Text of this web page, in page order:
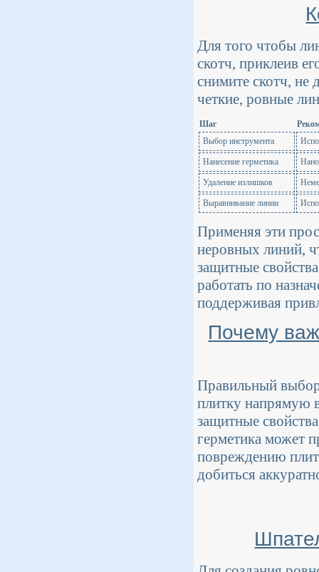
Для того чтобы
скотч, приклеив
снимите скотч, не
четкие, ровные
Шаг
Выбор инструмента
Нанесение герметика
Удаление излишков
Выравнивание линии
Применяя эти
неровных линий,
защитные
работать по
поддерживая
Почему
Правильный выбор
плитку напрямую
защитные
герметика может
повреждению
добиться